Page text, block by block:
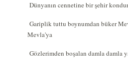
Dünyanın cennetine bir şehir
Gariplik tuttu boynumdan büker
Mevla'ya
Gözlerimden boşalan damla damla